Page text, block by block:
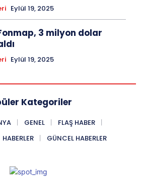
Eylül 19, 2025
3 milyon dolar
Eylül 19, 2025
Kategoriler
GENEL
FLAŞ HABER
HABERLER GÜNCEL HABERLER